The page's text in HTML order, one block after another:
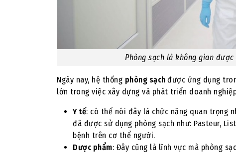
Phòng sạch là không gian
Ngày nay, hệ thống phòng sạch được ứng dụng
lớn trong việc xây dựng và phát triển doanh
Y tế: có thể nói đây là chức năng quan trọng
đã được sử dụng phòng sạch như: Pasteur,
bệnh trên cơ thể người.
Dược phẩm: Đây cũng là lĩnh vực mà phòng